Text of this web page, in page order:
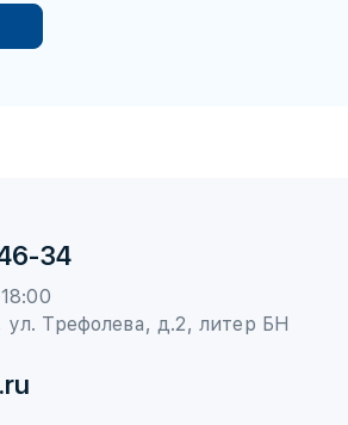
34
ул. Трефолева, д.2, литер БН